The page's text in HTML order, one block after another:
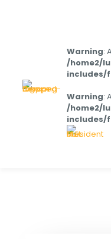
Warning:
/home2/
includes/
Warning:
/home2/
includes/